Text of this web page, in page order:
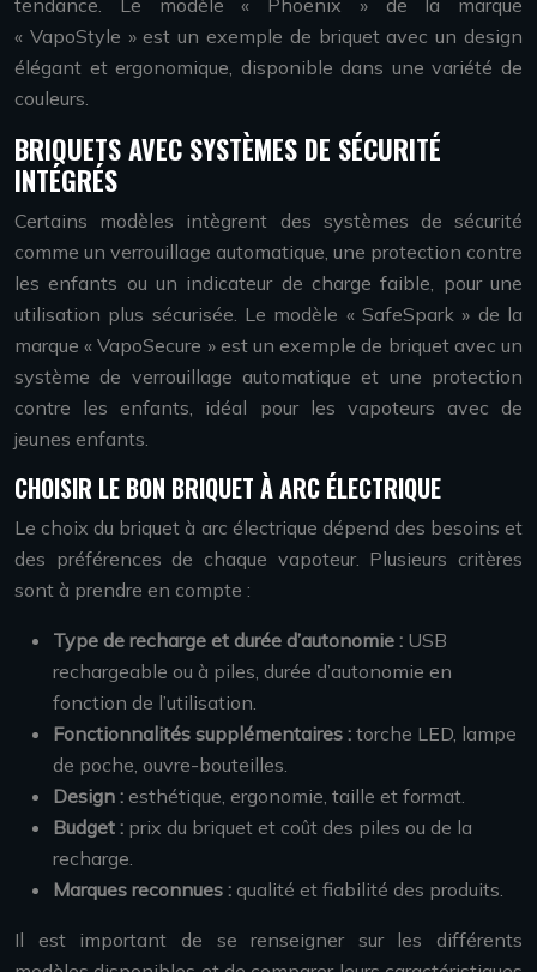
tendance. Le modèle « Phoenix » de la marque
« VapoStyle » est un exemple de briquet avec un design
élégant et ergonomique, disponible dans une variété de
couleurs.
BRIQUETS AVEC SYSTÈMES DE SÉCURITÉ
INTÉGRÉS
Certains modèles intègrent des systèmes de sécurité
comme un verrouillage automatique, une protection contre
les enfants ou un indicateur de charge faible, pour une
utilisation plus sécurisée. Le modèle « SafeSpark » de la
marque « VapoSecure » est un exemple de briquet avec un
système de verrouillage automatique et une protection
contre les enfants, idéal pour les vapoteurs avec de
jeunes enfants.
CHOISIR LE BON BRIQUET À ARC ÉLECTRIQUE
Le choix du briquet à arc électrique dépend des besoins et
des préférences de chaque vapoteur. Plusieurs critères
sont à prendre en compte :
Type de recharge et durée d’autonomie : USB
rechargeable ou à piles, durée d’autonomie en
fonction de l’utilisation.
Fonctionnalités supplémentaires : torche LED, lampe
de poche, ouvre-bouteilles.
Design : esthétique, ergonomie, taille et format.
Budget : prix du briquet et coût des piles ou de la
recharge.
Marques reconnues : qualité et fiabilité des produits.
Il est important de se renseigner sur les différents